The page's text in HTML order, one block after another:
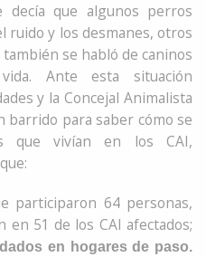
decía que algunos perros
ruido y los desmanes, otros
se habló de caninos
Ante esta situación
y la Concejal Animalista
barrido para saber cómo se
que vivían en los CAI,
participaron 64 personas,
51 de los CAI afectados;
en hogares de paso.